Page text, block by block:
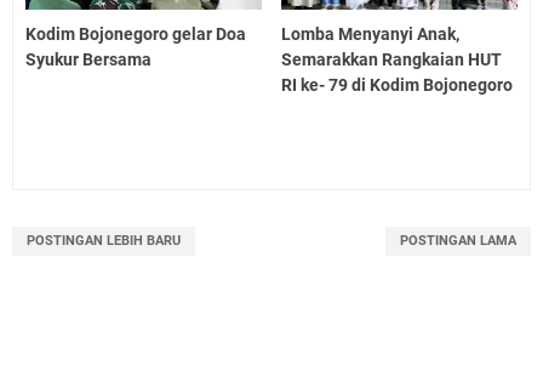
Kodim Bojonegoro gelar Doa
Syukur Bersama
Lomba Menyanyi Anak,
Semarakkan Rangkaian HUT
RI ke- 79 di Kodim Bojonegoro
POSTINGAN LEBIH BARU POSTINGAN LAMA